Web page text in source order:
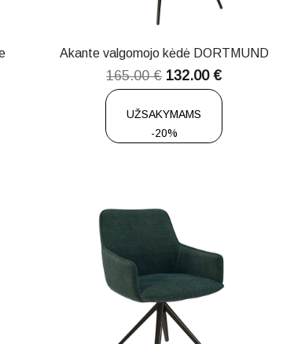
Akante valgomojo kėdė DORTMUND
165.00€ 132.00€
UŽSAKYMAMS
-20%